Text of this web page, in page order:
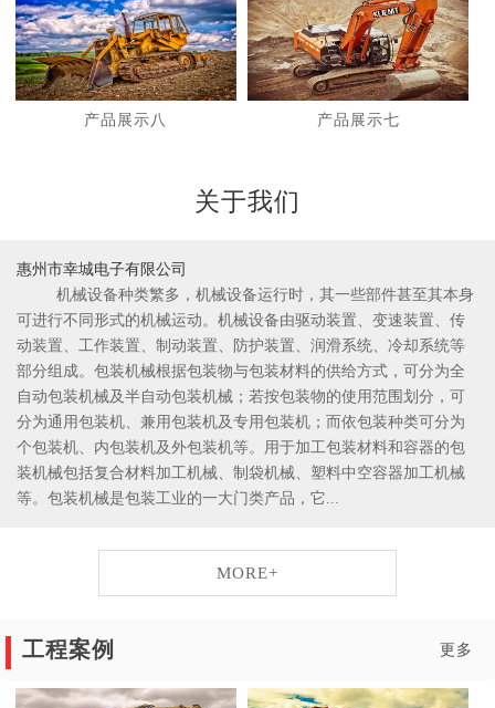
2
产品展示八 产品展示七
关于我们
惠州市幸城电子有限公司
机械设备种类繁多，机械设备运行时，其一些部件甚至其本身
可进行不同形式的机械运动。机械设备由驱动装置、变速装置、传
动装置、工作装置、制动装置、防护装置、润滑系统、冷却系统等
部分组成。包装机械根据包装物与包装材料的供给方式，可分为全
自动包装机械及半自动包装机械；若按包装物的使用范围划分，可
分为通用包装机、兼用包装机及专用包装机；而依包装种类可分为
个包装机、内包装机及外包装机等。用于加工包装材料和容器的包
装机械包括复合材料加工机械、制袋机械、塑料中空容器加工机械
等。包装机械是包装工业的一大门类产品，它...
MORE+
工程案例 更多